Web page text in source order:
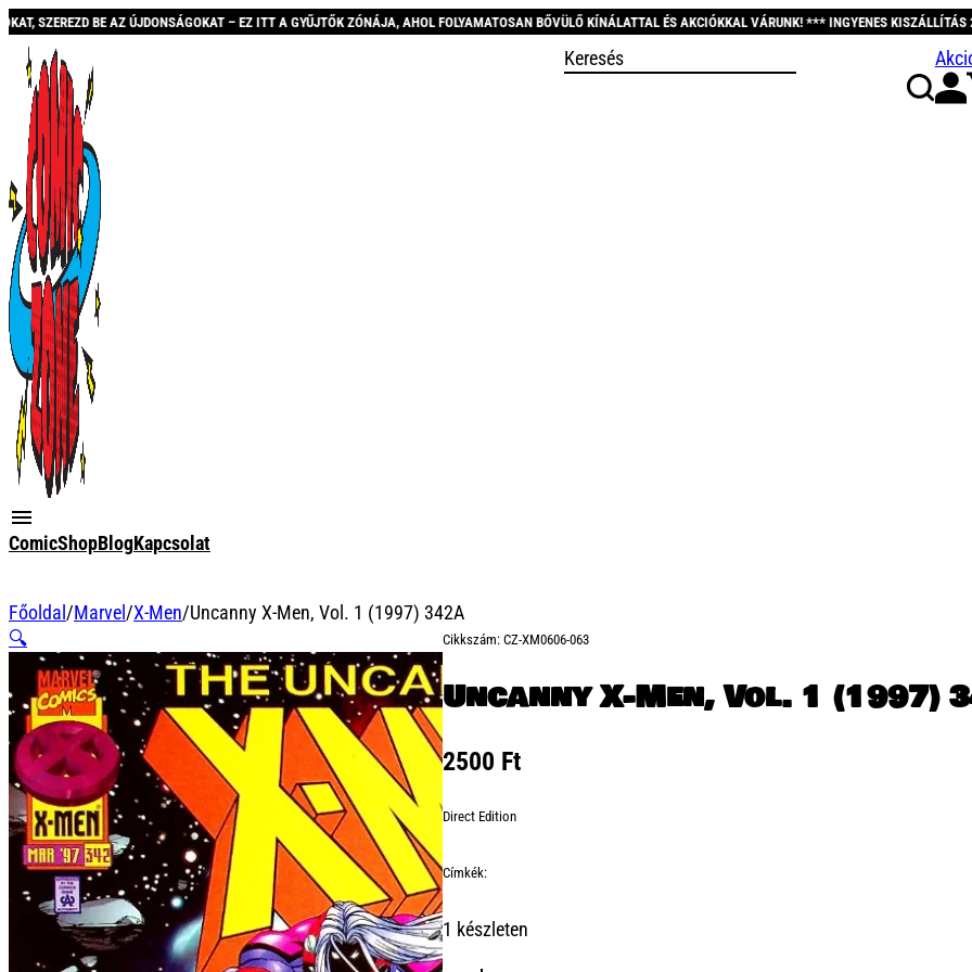
ÚJDONSÁGOKAT – EZ ITT A GYŰJTŐK ZÓNÁJA, AHOL FOLYAMATOSAN BŐVÜLŐ KÍNÁLATTAL ÉS AKCIÓKKAL VÁRUNK! *** INGYENES KISZÁLLÍTÁS 20.000 FT
ComicShopBlogKapcsolat
Főoldal /Marvel /X-Men/Uncanny X-Men, Vol. 1 (1997) 342A
🔍
Cikkszám:CZ-XM0606-063
Uncanny X-Men, Vol. 1 (1997)
2500 Ft
Direct Edition
Címkék:
1 készleten